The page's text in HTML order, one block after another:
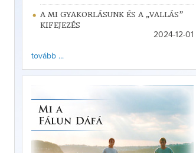
A MI GYAKORLÁSUNK ÉS A „VALLÁS”
KIFEJEZÉS
2024-12-01
tovább ...